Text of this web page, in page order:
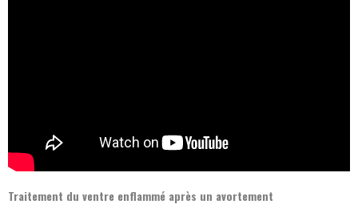
Traitement du ventre enflammé après un avortement